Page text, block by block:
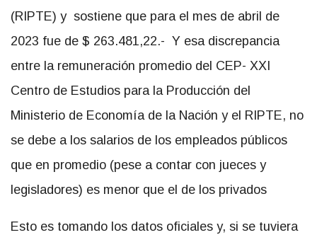
(RIPTE) y sostiene que para el mes de abril de
2023 fue de $ 263.481,22.- Y esa discrepancia
entre la remuneración promedio del CEP- XXI
Centro de Estudios para la Producción del
Ministerio de Economía de la Nación y el RIPTE, no
se debe a los salarios de los empleados públicos
que en promedio (pese a contar con jueces y
legisladores) es menor que el de los privados
Esto es tomando los datos oficiales y, si se tuviera